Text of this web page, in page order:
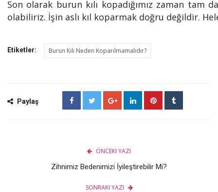
Son olarak burun kılı kopadığımız zaman
olabiliriz. İşin aslı kıl koparmak doğru değildir.
Etiketler: Burun Kılı Neden Koparılmamalıdır?
Paylaş
ÖNCEKI YAZI
Zihnimiz Bedenimizi İyileştirebilir Mi?
SONRAKI YAZI